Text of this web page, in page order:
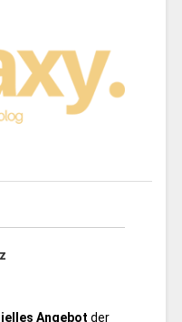
Angebot der